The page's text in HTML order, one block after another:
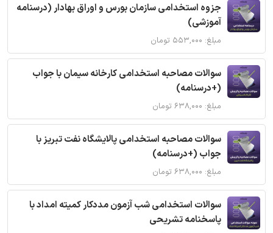
جزوه استخدامی سازمان بورس و اوراق بهادار (درسنامه
آموزشی)
مبلغ: ۵۵۳,۰۰۰ تومان
سوالات مصاحبه استخدامی کارخانه سیمان با جواب
(+درسنامه)
مبلغ: ۶۳۸,۰۰۰ تومان
سوالات مصاحبه استخدامی پالایشگاه نفت تبریز با
جواب (+درسنامه)
مبلغ: ۶۳۸,۰۰۰ تومان
سوالات استخدامی شب آزمون مددکار کمیته امداد با
پاسخنامه تشریحی